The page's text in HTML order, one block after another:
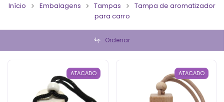
Início Embalagens Tampas
Tampa de aromatizador
para carro
Ordenar
ATACADO ATACADO